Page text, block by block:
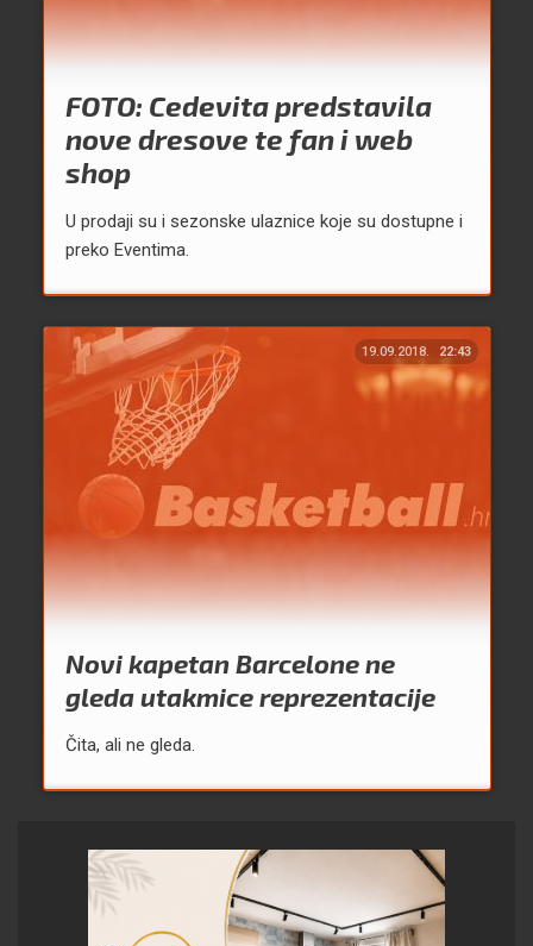
FOTO: Cedevita predstavila
nove dresove te fan i web
shop
U prodaji su i sezonske ulaznice koje su dostupne i
preko Eventima.
19.09.2018. 22:43
Novi kapetan Barcelone ne
gleda utakmice reprezentacije
Čita, ali ne gleda.